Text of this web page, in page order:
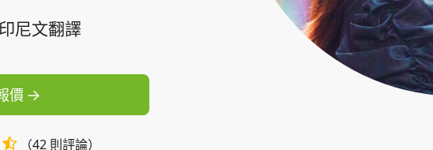
尼文翻譯
價
（42 則評論）